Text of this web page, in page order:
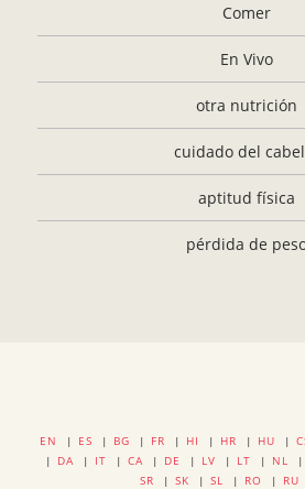
Comer
En Vivo
otra nutrición
cuidado del
aptitud física
pérdida de
EN | ES | BG | FR | HI | HR | HU |
| DA | IT | CA | DE | LV | LT | NL |
SR | SK | SL | RO | RU